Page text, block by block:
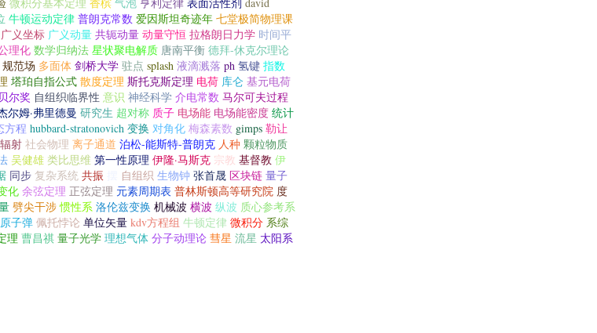
微积分基本定理 香槟 气泡 亨利定律 表面活性剂 david
牛顿运动定律 普朗克常数 爱因斯坦奇迹年 七堂极简物理课
广义坐标 广义动量 共轭动量 动量守恒 拉格朗日力学 时间平
理化 数学归纳法 星状聚电解质 唐南平衡 德拜-休克尔理论
规范场 多面体 剑桥大学 驻点 splash 液滴溅落 ph 氢键 指数
塔珀自指公式 散度定理 斯托克斯定理 电荷 库仑 基元电荷
尔奖 自组织临界性 意识 神经科学 介电常数 马尔可夫过程
尔姆·弗里德曼 研究生 超对称 质子 电场能 电场能密度 统计
方程 hubbard-stratonovich 变换 对角化 梅森素数 gimps 勒让
射 社会物理 离子通道 泊松-能斯特-普朗克 人种 颗粒物质
吴健雄 类比思维 第一性原理 伊隆·马斯克 宗教 基督教 伊
同步 复杂系统 共振 自组织 生物钟 张首晟 区块链 量子
化 余弦定理 正弦定理 元素周期表 普林斯顿高等研究院 度
劈尖干涉 惯性系 洛伦兹变换 机械波 横波 纵波 质心参考系
原子弹 佩托悖论 单位矢量 kdv方程组 牛顿定律 微积分 系综
理 曹昌祺 量子光学 理想气体 分子动理论 彗星 流星 太阳系